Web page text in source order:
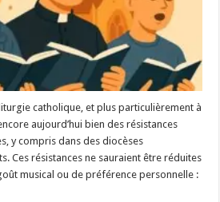
catholique, et plus particulièrement à
aujourd’hui bien des résistances
y compris dans des diocèses
Ces résistances ne sauraient être réduites
musical ou de préférence personnelle :